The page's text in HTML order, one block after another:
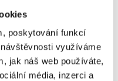
poskytování funkcí
využíváme
jak náš web používáte,
média, inzerci a
Edition S
EditionTričko